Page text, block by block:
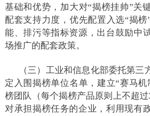
基础和优势，加大对“揭榜挂帅”关
配套支持力度，优先配置入选“揭榜
能、排污等指标资源，出台鼓励中
场推广的配套政策。
（三）工业和信息化部委托第三
定入围揭榜单位名单，建立“赛马
榜团队（每个揭榜产品原则上不超过
对承担揭榜任务的企业，利用现有